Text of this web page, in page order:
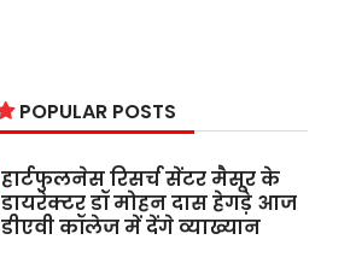
POPULAR POSTS
हार्टफुलनेस रिसर्च सेंटर मैसूर के
डायरेक्टर डॉ मोहन दास हेगड़े आज
डीएवी कॉलेज में देंगे व्याख्यान